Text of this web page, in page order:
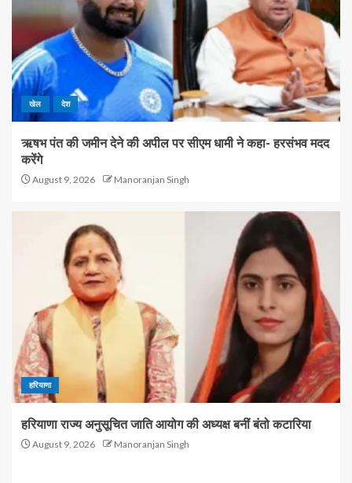
खेल देश
ऋषभ पंत की जमीन देने की अपील पर सीएम धामी ने कहा- हरसंभव मदद
करेंगे
August 9, 2026 Manoranjan Singh
हरियाणा
हरियाणा राज्य अनुसूचित जाति आयोग की अध्यक्ष बनीं बंतो कटारिया
August 9, 2026 Manoranjan Singh